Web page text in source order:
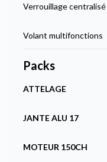
Verrouillage
Volant multifonctions
Packs
ATTELAGE
JANTE ALU 17
MOTEUR 150CH